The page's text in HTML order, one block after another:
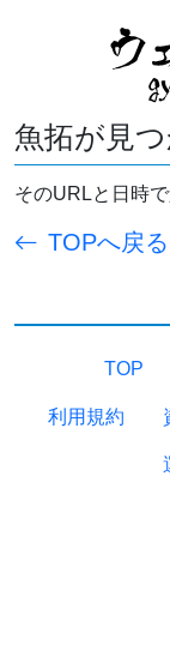
魚拓が見つ
そのURLと日時
TOPへ戻る
TOP
利用規約